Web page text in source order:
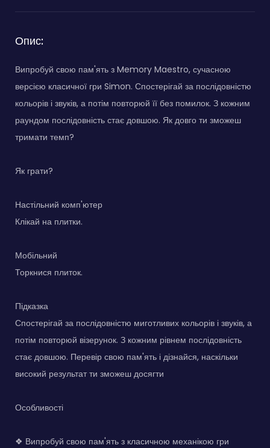
Опис:
Випробуй свою пам'ять з Memory Maestro, сучасною
версією класичної гри Simon. Спостерігай за послідовністю
кольорів і звуків, а потім повторюй її без помилок. З кожним
раундом послідовність стає довшою. Як довго ти зможеш
тримати темп?
Як грати?
Настільний комп'ютер
Клікай на плитки.
Мобільний
Торкнися плиток.
Підказка
Спостерігай за послідовністю миготливих кольорів і звуків, а
потім повторюй візерунок. З кожним рівнем послідовність
стає довшою. Перевір свою пам'ять і дізнайся, наскільки
високий результат ти зможеш досягти
Особливості
❖ Випробуй свою пам'ять з класичною механікою гри